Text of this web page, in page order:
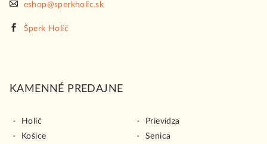
eshop@sperkholic.sk
Šperk Holíč
KAMENNÉ PREDAJNE
Holíč
Košice
Prievidza
Senica